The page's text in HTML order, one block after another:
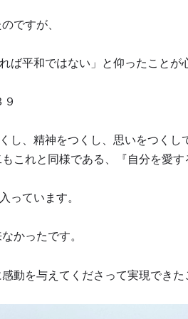
ですが、
ば平和ではない」と仰ったことが
し、精神をつくし、思いをつく
これと同様である、『自分を愛
っています。
かったです。
動を与えてくださって実現できた